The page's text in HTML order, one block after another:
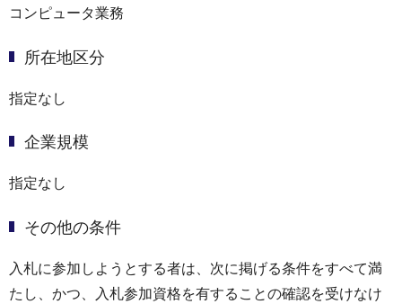
コンピュータ業務
所在地区分
指定なし
企業規模
指定なし
その他の条件
入札に参加しようとする者は、次に掲げる条件をすべて満
たし、かつ、入札参加資格を有することの確認を受けなけ